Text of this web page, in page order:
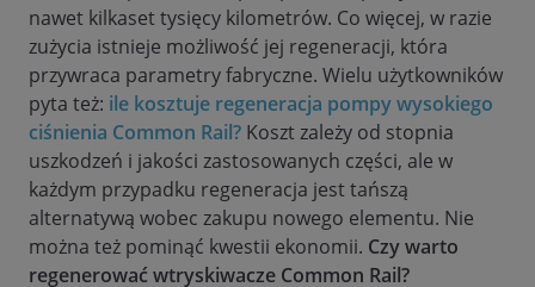
nawet kilkaset tysięcy kilometrów. Co więcej, w razie
zużycia istnieje możliwość jej regeneracji, która
przywraca parametry fabryczne. Wielu użytkowników
pyta też: ile kosztuje regeneracja pompy wysokiego
ciśnienia Common Rail? Koszt zależy od stopnia
uszkodzeń i jakości zastosowanych części, ale w
każdym przypadku regeneracja jest tańszą
alternatywą wobec zakupu nowego elementu. Nie
można też pominąć kwestii ekonomii. Czy warto
regenerować wtryskiwacze Common Rail?